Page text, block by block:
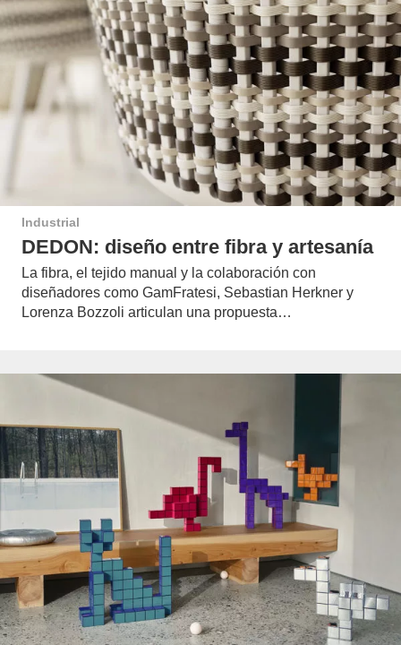
Industrial
DEDON: diseño entre fibra y artesanía
La fibra, el tejido manual y la colaboración con
diseñadores como GamFratesi, Sebastian Herkner y
Lorenza Bozzoli articulan una propuesta…